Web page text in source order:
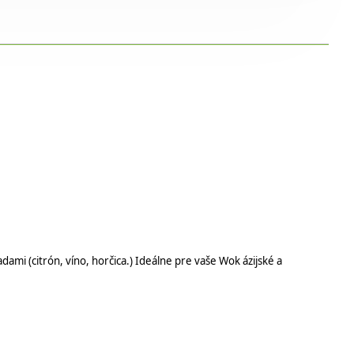
(citrón, víno, horčica.) Ideálne pre vaše Wok ázijské a